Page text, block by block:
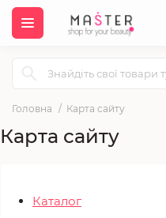
Головна Карта сайту
Карта сайту
Каталог